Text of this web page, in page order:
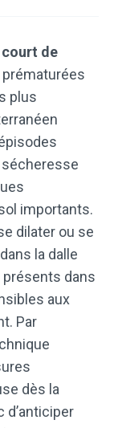
de
plus
importants.
dilater ou se
la dalle
présents dans
aux
Par
dès la
d’anticiper